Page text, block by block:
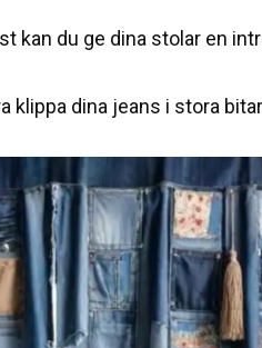
kan du ge dina stolar en
klippa dina jeans i stora